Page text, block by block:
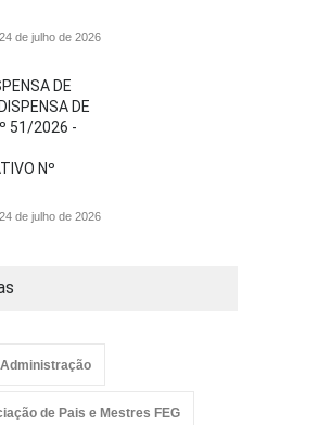
24 de julho de 2026
DE
DE
51/2026 -
Nº
24 de julho de 2026
Administração
de Pais e Mestres FEG